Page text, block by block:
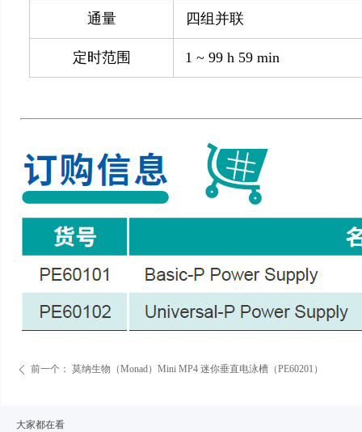
通量 四组并联
定时范围 1 ~ 99 h 59 min
ꄴ 前一个： 莫纳生物（Monad）Mini MP4 迷你垂直电泳槽（PE60201）
大家都在看